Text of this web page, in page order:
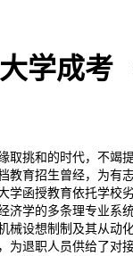
学成考
挑和的时代，不竭
教育招生曾经，为有
学函授教育依托学校
济学的多条理专业系
械设想制制及其从动
为退职人员供给了对